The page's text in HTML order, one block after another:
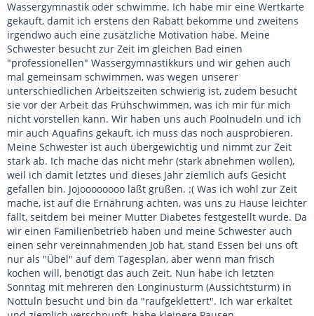
Wassergymnastik oder schwimme. Ich habe mir eine Wertkarte
gekauft, damit ich erstens den Rabatt bekomme und zweitens
irgendwo auch eine zusätzliche Motivation habe. Meine
Schwester besucht zur Zeit im gleichen Bad einen
"professionellen" Wassergymnastikkurs und wir gehen auch
mal gemeinsam schwimmen, was wegen unserer
unterschiedlichen Arbeitszeiten schwierig ist, zudem besucht
sie vor der Arbeit das Frühschwimmen, was ich mir für mich
nicht vorstellen kann. Wir haben uns auch Poolnudeln und ich
mir auch Aquafins gekauft, ich muss das noch ausprobieren.
Meine Schwester ist auch übergewichtig und nimmt zur Zeit
stark ab. Ich mache das nicht mehr (stark abnehmen wollen),
weil ich damit letztes und dieses Jahr ziemlich aufs Gesicht
gefallen bin. Jojoooooooo läßt grüßen. :( Was ich wohl zur Zeit
mache, ist auf die Ernährung achten, was uns zu Hause leichter
fällt, seitdem bei meiner Mutter Diabetes festgestellt wurde. Da
wir einen Familienbetrieb haben und meine Schwester auch
einen sehr vereinnahmenden Job hat, stand Essen bei uns oft
nur als "Übel" auf dem Tagesplan, aber wenn man frisch
kochen will, benötigt das auch Zeit. Nun habe ich letzten
Sonntag mit mehreren den Longinusturm (Aussichtsturm) in
Nottuln besucht und bin da "raufgeklettert". Ich war erkältet